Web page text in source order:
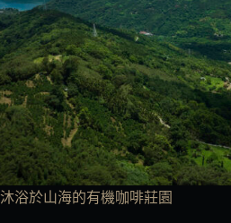
沐浴於山海的有機咖啡莊園